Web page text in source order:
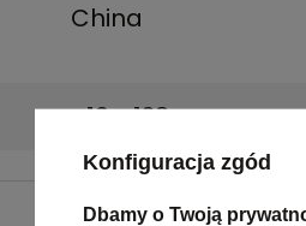
China
ø10 x 138 mm
Konfiguracja zgód
Dbamy o Twoją